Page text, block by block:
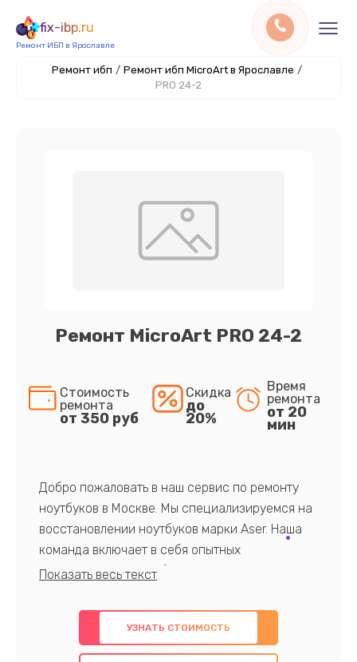
fix-ibp.ru
Ремонт ИБП в Ярославле
Ремонт ибп / Ремонт ибп MicroArt в Ярославле /
PRO 24-2
Ремонт MicroArt PRO 24-2
Стоимость
ремонта
от 350 руб
Скидка
до
20%
Время
ремонта
от 20
мин
Добро пожаловать в наш сервис по ремонту
ноутбуков в Москве. Мы специализируемся на
восстановлении ноутбуков марки Aser. Наша
команда включает в себя опытных
профессионалов с обширными знаниями и
предлагаем быстрый и качественный ремонт с
использованием оригинальных компонентов, а
также гарантируем качество всех
УЗНАТЬ СТОИМОСТЬ